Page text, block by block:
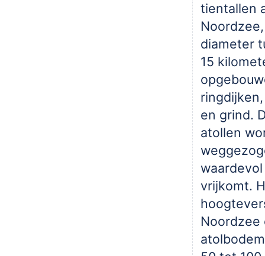
tientallen
diameter
15
en grind.
atollen
vrijkomt.
Noordzee